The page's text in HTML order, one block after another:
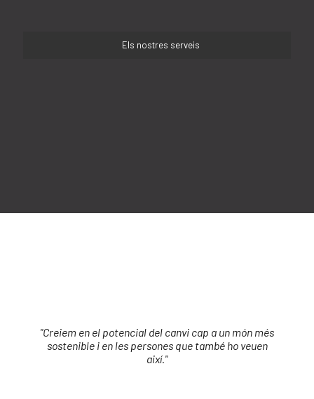
Els nostres serveis
"Creiem en el potencial del canvi cap a un món més
sostenible i en les persones que també ho veuen
així."